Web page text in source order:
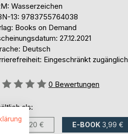
Wasserzeichen
13: 9783755764038
Books on Demand
27.12.2021
Deutsch
Eingeschränkt zugänglich
0 Bewertungen
als:
BUCH 9,20 € E-BOOK 3,99 €